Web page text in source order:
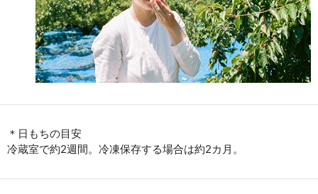
＊日もちの目安
冷蔵室で約2週間。冷凍保存する場合は約2カ月。